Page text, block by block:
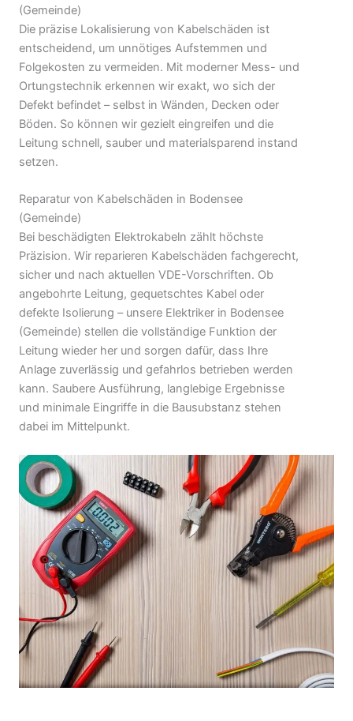
(Gemeinde)
Die präzise Lokalisierung von Kabelschäden ist
entscheidend, um unnötiges Aufstemmen und
Folgekosten zu vermeiden. Mit moderner Mess- und
Ortungstechnik erkennen wir exakt, wo sich der
Defekt befindet – selbst in Wänden, Decken oder
Böden. So können wir gezielt eingreifen und die
Leitung schnell, sauber und materialsparend instand
setzen.
Reparatur von Kabelschäden in Bodensee
(Gemeinde)
Bei beschädigten Elektrokabeln zählt höchste
Präzision. Wir reparieren Kabelschäden fachgerecht,
sicher und nach aktuellen VDE-Vorschriften. Ob
angebohrte Leitung, gequetschtes Kabel oder
defekte Isolierung – unsere Elektriker in Bodensee
(Gemeinde) stellen die vollständige Funktion der
Leitung wieder her und sorgen dafür, dass Ihre
Anlage zuverlässig und gefahrlos betrieben werden
kann. Saubere Ausführung, langlebige Ergebnisse
und minimale Eingriffe in die Bausubstanz stehen
dabei im Mittelpunkt.